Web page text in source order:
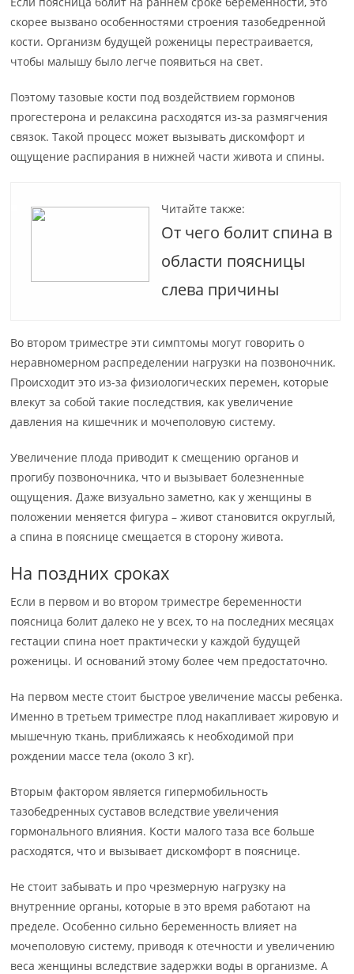
скорее вызвано особенностями строения тазобедренной
кости. Организм будущей роженицы перестраивается,
чтобы малышу было легче появиться на свет.
Поэтому тазовые кости под воздействием гормонов
прогестерона и релаксина расходятся из-за размягчения
связок. Такой процесс может вызывать дискомфорт и
ощущение распирания в нижней части живота и спины.
Читайте также:
От чего болит спина в
области поясницы
слева причины
Во втором триместре эти симптомы могут говорить о
неравномерном распределении нагрузки на позвоночник.
Происходит это из-за физиологических перемен, которые
влекут за собой такие последствия, как увеличение
давления на кишечник и мочеполовую систему.
Увеличение плода приводит к смещению органов и
прогибу позвоночника, что и вызывает болезненные
ощущения. Даже визуально заметно, как у женщины в
положении меняется фигура – живот становится округлый,
а спина в пояснице смещается в сторону живота.
На поздних сроках
Если в первом и во втором триместре беременности
поясница болит далеко не у всех, то на последних месяцах
гестации спина ноет практически у каждой будущей
роженицы. И оснований этому более чем предостаточно.
На первом месте стоит быстрое увеличение массы ребенка.
Именно в третьем триместре плод накапливает жировую и
мышечную ткань, приближаясь к необходимой при
рождении массе тела (около 3 кг).
Вторым фактором является гипермобильность
тазобедренных суставов вследствие увеличения
гормонального влияния. Кости малого таза все больше
расходятся, что и вызывает дискомфорт в пояснице.
Не стоит забывать и про чрезмерную нагрузку на
внутренние органы, которые в это время работают на
пределе. Особенно сильно беременность влияет на
мочеполовую систему, приводя к отечности и увеличению
веса женщины вследствие задержки воды в организме. А